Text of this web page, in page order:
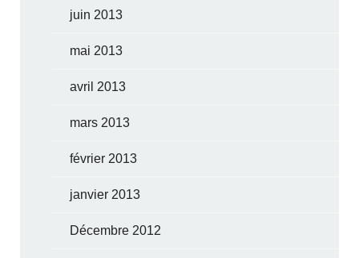
juin 2013
mai 2013
avril 2013
mars 2013
février 2013
janvier 2013
Décembre 2012